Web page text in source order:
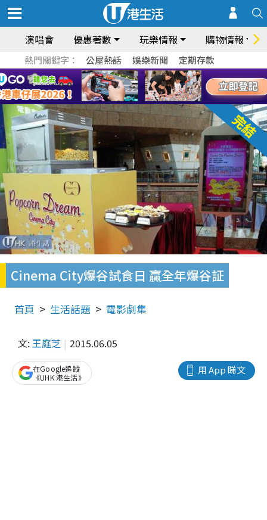
演唱會 優惠著數 玩樂情報 購物情報
熱門關鍵字： 公屋熱話 娛樂新聞 定期存款
Cinema City爆谷試食日 贏全年爆谷証
首頁 生活話題 電影劇集
文: 王庭芝 2015.06.05
用 App 睇文
在Google追蹤
《UHK 港生活》